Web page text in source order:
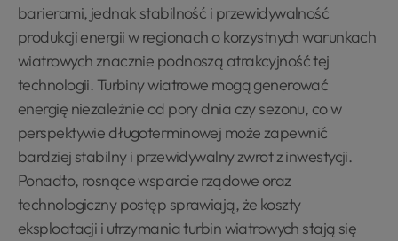
barierami, jednak stabilność i przewidywalność
produkcji energii w regionach o korzystnych warunkach
wiatrowych znacznie podnoszą atrakcyjność tej
technologii. Turbiny wiatrowe mogą generować
energię niezależnie od pory dnia czy sezonu, co w
perspektywie długoterminowej może zapewnić
bardziej stabilny i przewidywalny zwrot z inwestycji.
Ponadto, rosnące wsparcie rządowe oraz
technologiczny postęp sprawiają, że koszty
eksploatacji i utrzymania turbin wiatrowych stają się